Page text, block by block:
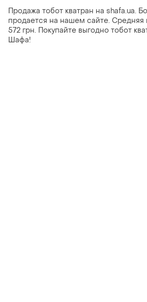
Продажа тобот кватран на shafa.ua.
продается на нашем сайте. Средняя
572 грн. Покупайте выгодно тобот
Шафа!